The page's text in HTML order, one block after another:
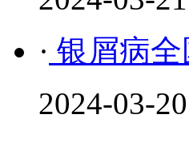
· 银屑病
2024-03-20